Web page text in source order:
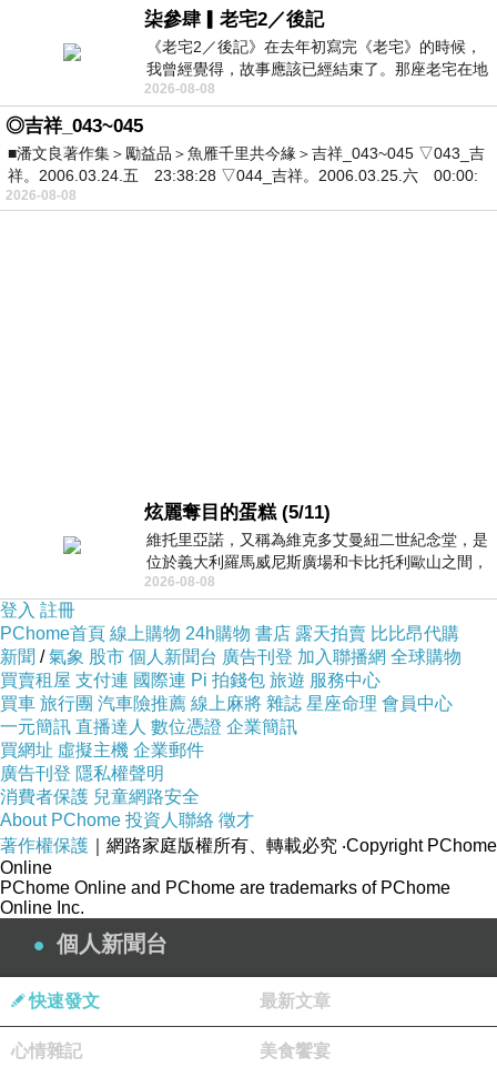
柒參肆▎老宅2／後記
《老宅2／後記》在去年初寫完《老宅》的時候，
我曾經覺得，故事應該已經結束了。那座老宅在地
震中倒塌，七個人終於離開那片黑暗，
2026-08-08
◎吉祥_043~045
■潘文良著作集＞勵益品＞魚雁千里共今緣＞吉祥_043~045 ▽043_吉
祥。2006.03.24.五 23:38:28 ▽044_吉祥。2006.03.25.六 00:00:
2026-08-08
炫麗奪目的蛋糕 (5/11)
維托里亞諾，又稱為維克多艾曼紐二世紀念堂，是
位於義大利羅馬威尼斯廣場和卡比托利歐山之間，
用以紀念統一義大利統一後的的第一位國
2026-08-08
登入 註冊
PChome首頁 線上購物 24h購物 書店 露天拍賣 比比昂代購
新聞 /氣象 股市 個人新聞台 廣告刊登 加入聯播網 全球購物
買賣租屋 支付連 國際連 Pi 拍錢包 旅遊 服務中心
買車 旅行團 汽車險推薦 線上麻將 雜誌 星座命理 會員中心
一元簡訊 直播達人 數位憑證 企業簡訊
買網址 虛擬主機 企業郵件
廣告刊登 隱私權聲明
消費者保護 兒童網路安全
About PChome 投資人聯絡 徵才
著作權保護 ｜網路家庭版權所有、轉載必究 ‧Copyright PChome
Online
PChome Online and PChome are trademarks of PChome
Online Inc.
個人新聞台
快速發文 最新文章
心情雜記 美食饗宴